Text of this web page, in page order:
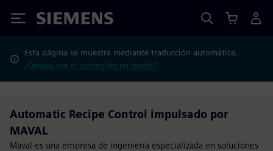
Siemens
Esta página se muestra mediante traducción automática.
¿Deseas ver el contenido en inglés?
Automatic Recipe Control impulsado por
MAVAL
Maval es una empresa de ingeniería especializada en soluciones